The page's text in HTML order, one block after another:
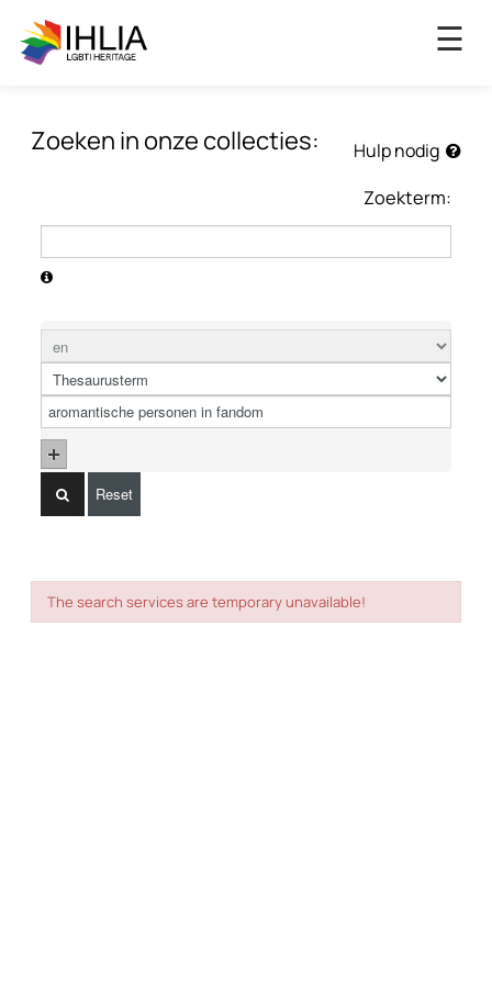
×
☰
Zoeken in onze collecties:
Hulp nodig
Zoekterm:
Reset
The search services are temporary unavailable!